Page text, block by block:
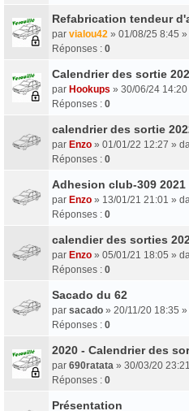
Refabrication tendeur
par vialou42 » 01/08/25 8:45
Réponses : 0
Calendrier des sortie
par Hookups » 30/06/24
Réponses : 0
calendrier des sortie
par Enzo » 01/01/22 12:27 »
Réponses : 0
Adhesion club-309 2021
par Enzo » 13/01/21 21:01 »
Réponses : 0
calendier des sorties
par Enzo » 05/01/21 18:05 »
Réponses : 0
Sacado du 62
par sacado » 20/11/20 18:35
Réponses : 0
2020 - Calendrier des
par 690ratata » 30/03/20
Réponses : 0
Présentation